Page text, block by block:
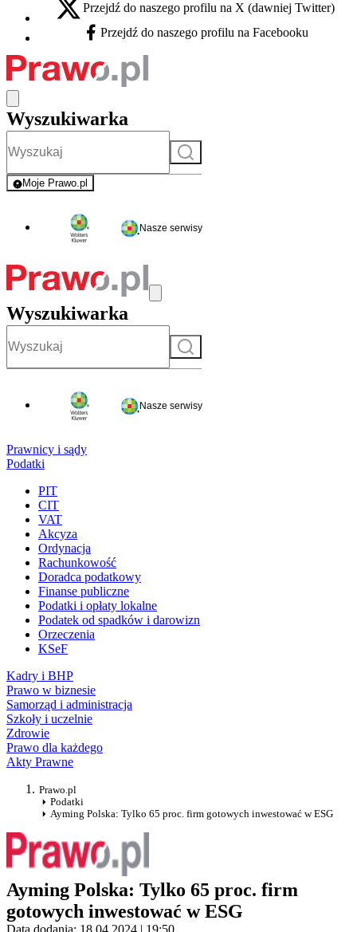
X - otwiera się w nowej karcie
Przejdź do naszego profilu na X (dawniej Twitter)
Facebook - otwiera się w nowej karcie
Przejdź do naszego profilu na Facebooku
Wyszukiwarka
Szukaj
Moje Prawo.pl
- rejestracja i logowanie do serwisu
Nasze serwisy
Wyszukiwarka
Szukaj
Nasze serwisy
Prawnicy i sądy
Podatki
PIT
CIT
VAT
Akcyza
Ordynacja
Rachunkowość
Doradca podatkowy
Finanse publiczne
Podatki i opłaty lokalne
Podatek od spadków i darowizn
Orzeczenia
KSeF
Kadry i BHP
Prawo w biznesie
Samorząd i administracja
Szkoły i uczelnie
Zdrowie
Prawo dla każdego
Akty Prawne
Prawo.pl
Podatki
Ayming Polska: Tylko 65 proc. firm gotowych inwestować w ESG
Ayming Polska: Tylko 65 proc. firm
gotowych inwestować w ESG